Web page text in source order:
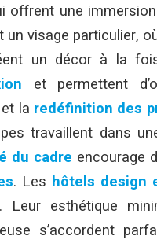
offrent une
visage particulier,
un décor à la
et permettent
et la redéfinition des
travaillent dans
du cadre encourage
. Les hôtels design
esthétique
s’accordent